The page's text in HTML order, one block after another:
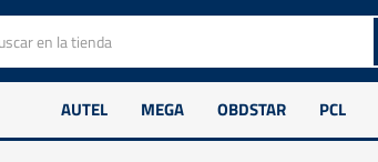
AUTEL MEGA OBDSTAR PCL